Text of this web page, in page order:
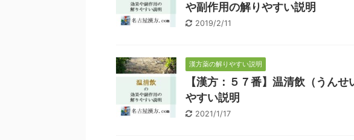
や副作用の解りやすい説明
2019/2/11
漢方薬の解りやすい説明
【漢方：５７番】温清飲（うん
やすい説明
2021/1/17